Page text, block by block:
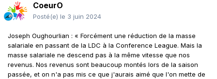
CoeurO
Posté(e) le 3 juin 2024
Joseph Oughourlian : « Forcément une réduction de la masse
salariale en passant de la LDC à la Conference League. Mais la
masse salariale ne descend pas à la même vitesse que nos
revenus. Nos revenus sont beaucoup montés lors de la saison
passée, et on n'a pas mis ce que j'aurais aimé que l'on mette de